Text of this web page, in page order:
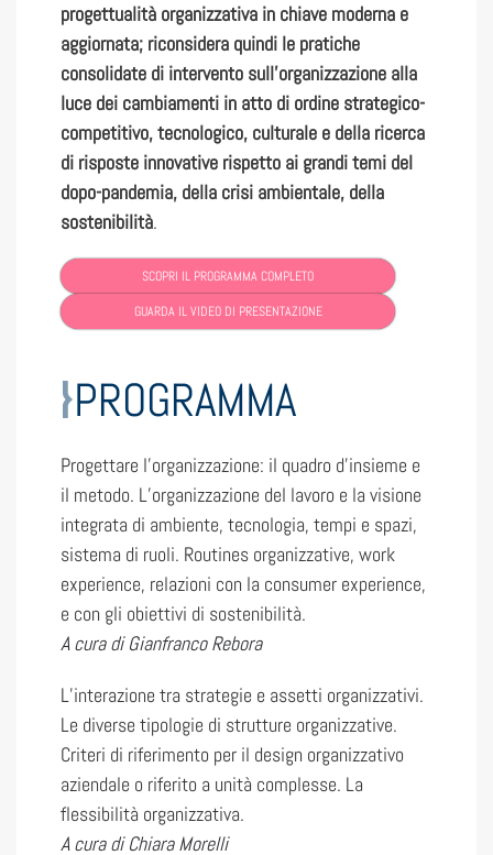
progettualità organizzativa in chiave moderna e
aggiornata; riconsidera quindi le pratiche
consolidate di intervento sull’organizzazione alla
luce dei cambiamenti in atto di ordine strategico-
competitivo, tecnologico, culturale e della ricerca
di risposte innovative rispetto ai grandi temi del
dopo-pandemia, della crisi ambientale, della
sostenibilità.
SCOPRI IL PROGRAMMA COMPLETO
GUARDA IL VIDEO DI PRESENTAZIONE
PROGRAMMA
Progettare l’organizzazione: il quadro d’insieme e
il metodo. L’organizzazione del lavoro e la visione
integrata di ambiente, tecnologia, tempi e spazi,
sistema di ruoli. Routines organizzative, work
experience, relazioni con la consumer experience,
e con gli obiettivi di sostenibilità.
A cura di Gianfranco Rebora
L’interazione tra strategie e assetti organizzativi.
Le diverse tipologie di strutture organizzative.
Criteri di riferimento per il design organizzativo
aziendale o riferito a unità complesse. La
flessibilità organizzativa.
A cura di Chiara Morelli